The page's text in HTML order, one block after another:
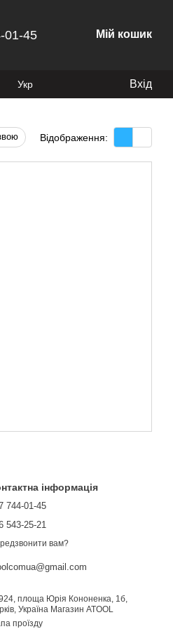
01-45 Мій кошик
Укр Вхід
Відображення:
інформація
744-01-45
543-25-21
вам?
площа Юрія Кононенка, 1б,
Україна Магазин ATOOL
проїзду